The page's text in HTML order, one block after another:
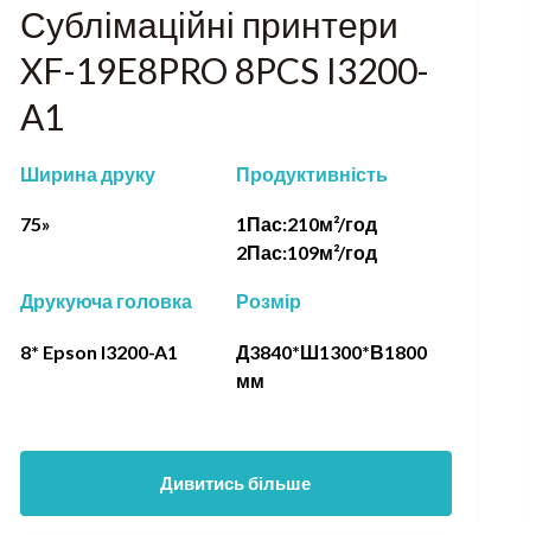
Сублімаційні принтери
XF-19E8PRO 8PCS I3200-
A1
Ширина друку
75»
Продуктивність
1Пас:210м²/год
2Пас:109м²/год
Друкуюча головка
8* Epson I3200-A1
Розмір
Д3840*Ш1300*В1800
мм
Дивитись більше